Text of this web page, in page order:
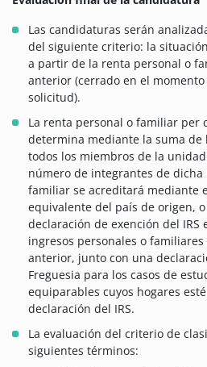
Las candidaturas serán
del siguiente criterio: la
a partir de la renta personal o
anterior (cerrado en el
solicitud).
La renta personal o familiar per
determina mediante la suma de
todos los miembros de la
número de integrantes de
familiar se acreditará mediante
equivalente del país de origen,
declaración de exención del IRS
ingresos personales o
anterior, junto con una
Freguesia para los casos de
equiparables cuyos hogares
declaración del IRS.
La evaluación del criterio de
siguientes términos: